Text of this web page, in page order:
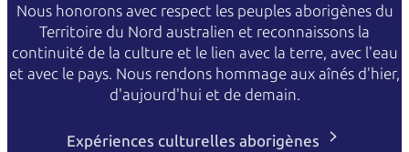
Nous honorons avec respect les peuples aborigènes du
Territoire du Nord australien et reconnaissons la
continuité de la culture et le lien avec la terre, avec l'eau
et avec le pays. Nous rendons hommage aux aînés d'hier,
d'aujourd'hui et de demain.
Expériences culturelles aborigènes